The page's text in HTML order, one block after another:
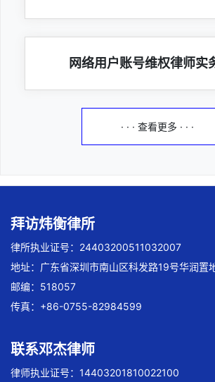
网络用户账号维权律师实
· · · 查看更多 · · ·
拜访炜衡律所
律所执业证号：24403200511032007
地址：广东省深圳市南山区科发路19号华润置
邮编：518057
传真：+86-0755-82984599
联系邓杰律师
律师执业证号：14403201810022100